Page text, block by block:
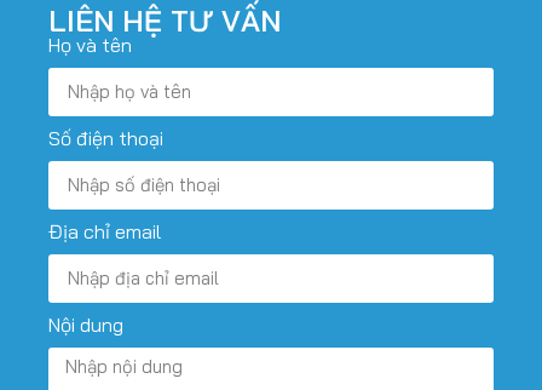
LIÊN HỆ TƯ VẤN
Họ và tên
Số điện thoại
Địa chỉ email
Nội dung